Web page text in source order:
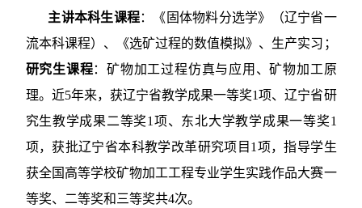
主讲本科生课程：《固体物料分选学》（辽宁省一
流本科课程）、《选矿过程的数值模拟》、生产实习；
研究生课程：矿物加工过程仿真与应用、矿物加工原
理。近5年来，获辽宁省教学成果一等奖1项、辽宁省研
究生教学成果二等奖1项、东北大学教学成果一等奖1
项，获批辽宁省本科教学改革研究项目 1项，指导学生
获全国高等学校矿物加工工程专业学生实践作品大赛一
等奖、二等奖和三等奖共4次。